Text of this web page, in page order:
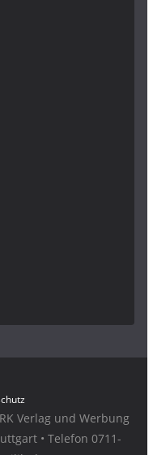
Verlag und Werbung
• Telefon 0711-